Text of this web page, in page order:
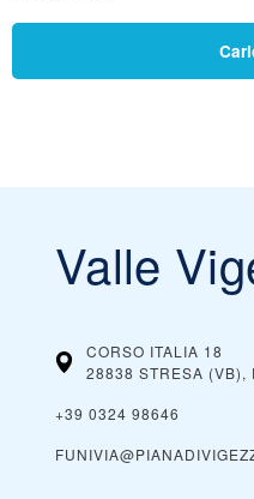
Valle
CORSO ITALIA 18
28838 STRESA (VB),
+39 0324 98646